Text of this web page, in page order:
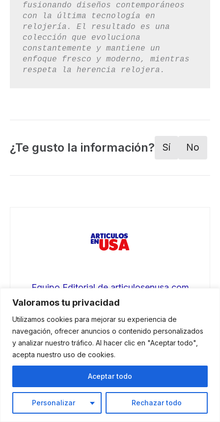
Valoramos tu privacidad
Utilizamos cookies para mejorar su experiencia de
navegación, ofrecer anuncios o contenido personalizados
y analizar nuestro tráfico. Al hacer clic en "Aceptar todo",
acepta nuestro uso de cookies.
Personalizar Rechazar todo
Aceptar todo
fusionando diseños contemporáneos
con la última tecnología en
relojería. El resultado es una
colección que evoluciona
constantemente y mantiene un
enfoque fresco y moderno, mientras
respeta la herencia relojera.
¿Te gusto la información? Sí No
Equipo Editorial de articulosenusa.com
Somos tu guía confiable para la comunidad hispana en
EE.UU. En articulosenusa.com, te brindamos información
práctica y actualizada sobre trámites legales, inmigración,
empleo, salud, mascotas, beneficios sociales y más.
Nuestro equipo investiga a fondo cada tema, consultando
fuentes oficiales, para ofrecerte guías claras que
constantemente nuestro contenido para que encuentres
soluciones confiables y evites errores comunes. ¡Estamos
aquí para ayudarte a navegar el día a día con menos
estrés y más seguridad!